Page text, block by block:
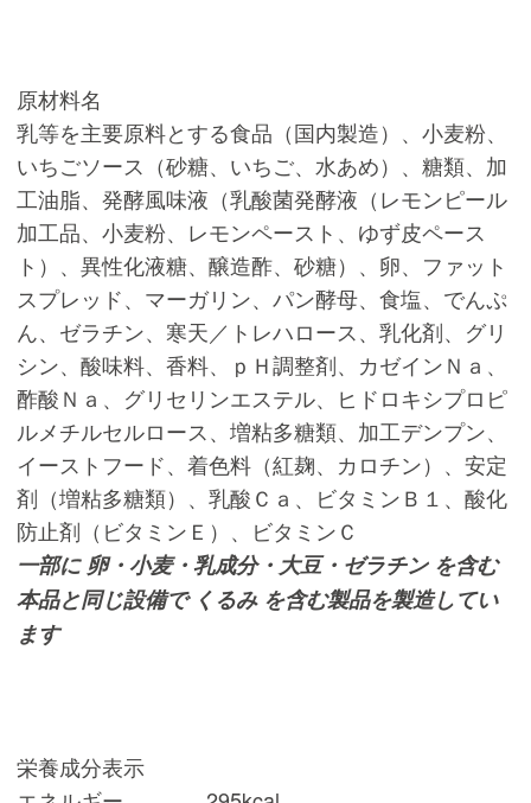
原材料名
乳等を主要原料とする食品（国内製造）、小麦粉、
いちごソース（砂糖、いちご、水あめ）、糖類、加
工油脂、発酵風味液（乳酸菌発酵液（レモンピール
加工品、小麦粉、レモンペースト、ゆず皮ペース
ト）、異性化液糖、醸造酢、砂糖）、卵、ファット
スプレッド、マーガリン、パン酵母、食塩、でんぷ
ん、ゼラチン、寒天／トレハロース、乳化剤、グリ
シン、酸味料、香料、ｐＨ調整剤、カゼインＮａ、
酢酸Ｎａ、グリセリンエステル、ヒドロキシプロピ
ルメチルセルロース、増粘多糖類、加工デンプン、
イーストフード、着色料（紅麹、カロチン）、安定
剤（増粘多糖類）、乳酸Ｃａ、ビタミンＢ１、酸化
防止剤（ビタミンＥ）、ビタミンＣ
一部に 卵・小麦・乳成分・大豆・ゼラチン を含む
本品と同じ設備で くるみ を含む製品を製造してい
ます
栄養成分表示